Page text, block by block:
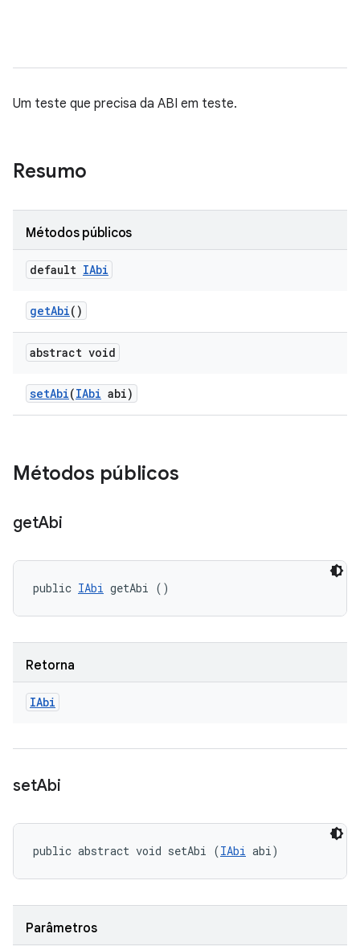
Um teste que precisa da ABI em teste.
Resumo
Métodos públicos
default IAbi
getAbi()
abstract void
setAbi(IAbi abi)
Métodos públicos
getAbi
public IAbi getAbi ()
Retorna
IAbi
setAbi
public abstract void setAbi (IAbi abi)
Parâmetros